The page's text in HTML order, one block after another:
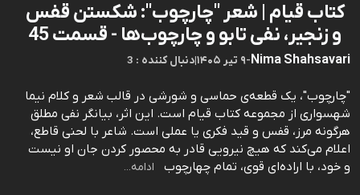
کتاب قیام | شعر "چارچوب": شکستن قفس
و زنجیر، نفی تابو و چارچوب‌ها - قسمت 45
Nima Shahsavari
-۹ تیر ۱۴۰۵ |3 : دنبال کننده
"چارچوب"، یک قطعه‌ی حماسی و شورشی در قالب شعر و کلام نیما
شهسواری از مجموعه کتاب قیام است. این اثر، بیانگر نفی مطلق
هرگونه مرز، قفس و قید فکری یا عملی است. شاعر با لحنی قاطع،
اعلام می‌کند که هیچ نیرویی قادر به محصور کردن جان او نیست
و خود، با اراده‌ای قوی، تمام چهارچوب‌
ادامه...